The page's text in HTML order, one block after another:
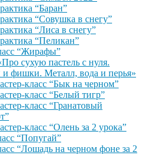
“Баран”
“Совушка в снегу”
“Лиса в снегу”
“Пеликан”
“Жирафы”
сухую пастель с нуля.
фишки. Металл, вода и перья»
класс “Бык на черном”
класс “Белый тигр”
класс “Гранатовый
класс “Олень за 2 урока”
“Попугай”
“Лошадь на черном фоне за 2